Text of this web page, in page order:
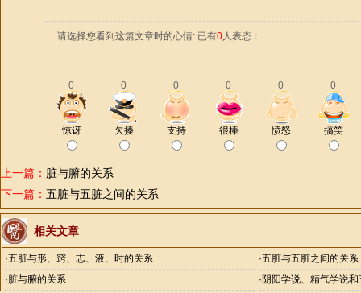
请选择您看到这篇文章时的心情: 已有0人表态：
0 0 0 0 0 0
惊讶 欠揍 支持 很棒 愤怒 搞笑
上一篇： 脏与腑的关系
下一篇： 五脏与五脏之间的关系
相关文章
·五脏与形、窍、志、液、时的关系 ·五脏与五脏之间的关系
·脏与腑的关系 · 阴阳学说、精气学说